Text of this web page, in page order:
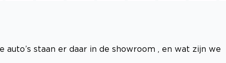
staan er daar in de showroom , en wat zijn we